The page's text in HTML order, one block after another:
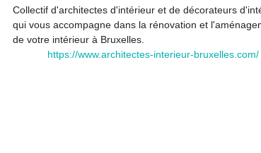
Collectif d'architectes d'intérieur et de décorateurs
qui vous accompagne dans la rénovation et
de votre intérieur à Bruxelles.
https://www.architectes-interieur-bruxelles.com/